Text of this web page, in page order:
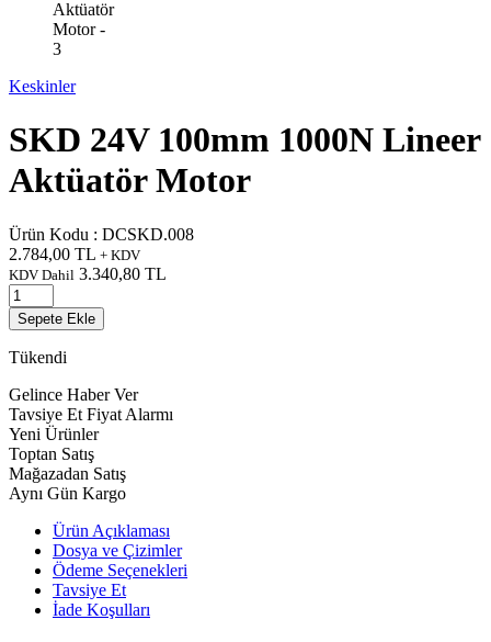
Keskinler
SKD 24V 100mm 1000N Lineer
Aktüatör Motor
Ürün Kodu : DCSKD.008
2.784,00 TL + KDV
KDV Dahil 3.340,80 TL
Sepete Ekle
Tükendi
Gelince Haber Ver
Tavsiye Et Fiyat Alarmı
Yeni Ürünler
Toptan Satış
Mağazadan Satış
Aynı Gün Kargo
Ürün Açıklaması
Dosya ve Çizimler
Ödeme Seçenekleri
Tavsiye Et
İade Koşulları